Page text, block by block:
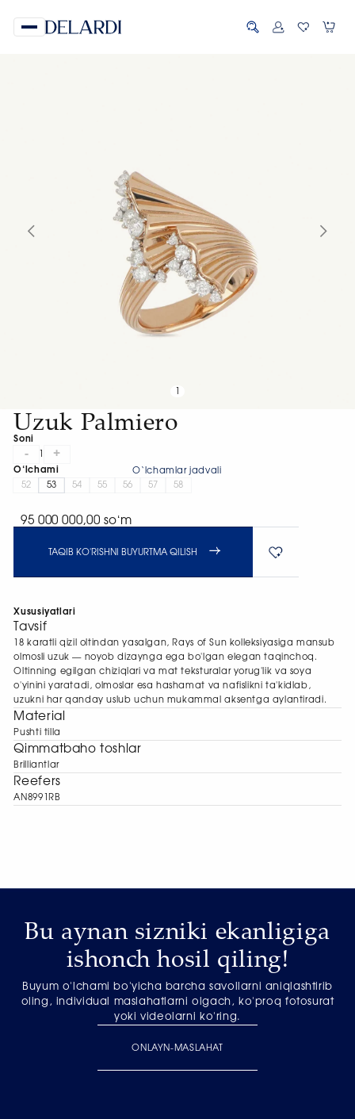
Uzuk Palmiero
Soni
- +
O‘lchami
O‘lchamlar jadvali
52
53 54 55 56 57 58
95 000 000,00 soʻm
TAQIB KO'RISHNI BUYURTMA QILISH
Xususiyatlari
Tavsif
18 karatli qizil oltindan yasalgan, Rays of Sun kolleksiyasiga mansub
olmosli uzuk — noyob dizaynga ega bo'lgan elegan taqinchoq.
Oltinning egilgan chiziqlari va mat teksturalar yorug'lik va soya
o'yinini yaratadi, olmoslar esa hashamat va nafislikni ta'kidlab,
uzukni har qanday uslub uchun mukammal aksentga aylantiradi.
Material
Pushti tilla
Qimmatbaho toshlar
Brilliantlar
Reefers
AN8991RB
Bu aynan sizniki ekanligiga
ishonch hosil qiling!
Buyum o'lchami bo'yicha barcha savollarni aniqlashtirib
oling, individual maslahatlarni olgach, ko'proq fotosurat
yoki videolarni ko'ring.
ONLAYN-MASLAHAT